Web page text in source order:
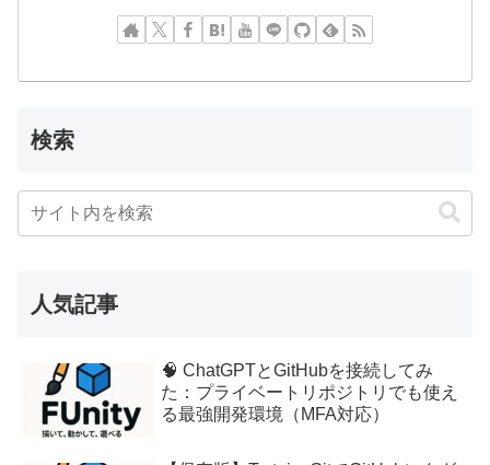
検索
人気記事
🧠 ChatGPTとGitHubを接続してみ
た：プライベートリポジトリでも使え
る最強開発環境（MFA対応）